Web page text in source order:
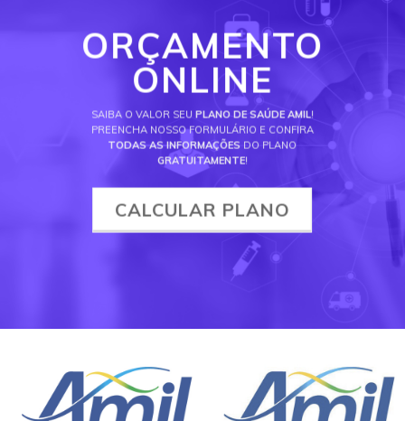
ORÇAMENTO
ONLINE
SAIBA O VALOR SEU PLANO DE SAÚDE AMIL!
PREENCHA NOSSO FORMULÁRIO E CONFIRA
TODAS AS INFORMAÇÕES DO PLANO
GRATUITAMENTE!
CALCULAR PLANO